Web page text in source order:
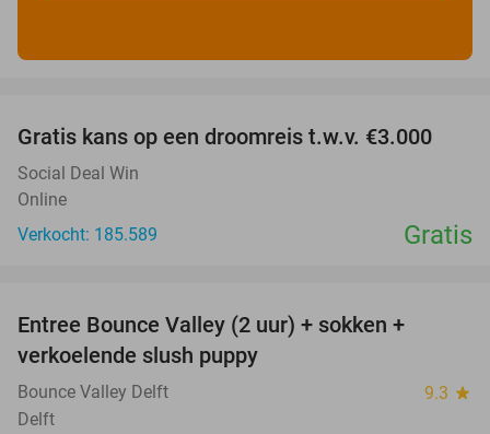
Gratis kans op een droomreis t.w.v. €3.000
Social Deal Win
Online
Verkocht: 185.589
Gratis
Entree Bounce Valley (2 uur) + sokken +
verkoelende slush puppy
Bounce Valley Delft 9.3 star
Delft